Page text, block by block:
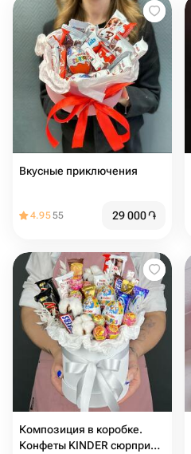
Вкусные приключения
4.9555 29 000֏
Композиция в коробке.
Конфеты KINDER сюрприз,